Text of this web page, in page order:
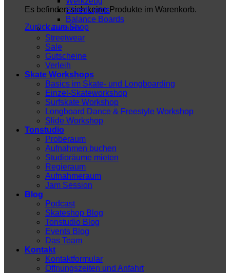
Es befinden sich keine Produkte im Warenkorb.
Zurück zum Shop
ShredLights
Balance Boards
Kendama
Streetwear
Sale
Gutscheine
Verleih
Skate Workshops
Basics im Skate- und Longboarding
Einzel-Skateworkshop
Surfskate Workshop
Longboard Dance & Freestyle Workshop
Slide Workshop
Tonstudio
Proberaum
Aufnahmen buchen
Studioräume mieten
Regieraum
Aufnahmeraum
Jam Session
Blog
Podcast
Skateshop Blog
Tonstudio Blog
Events Blog
Das Team
Kontakt
Kontaktformular
Öffnungszeiten und Anfahrt